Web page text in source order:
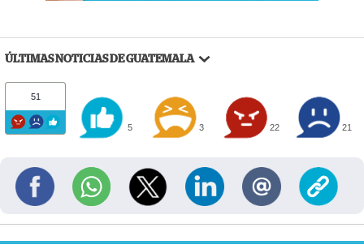
ÚLTIMAS NOTICIAS DE GUATEMALA
51
5 3 22 21